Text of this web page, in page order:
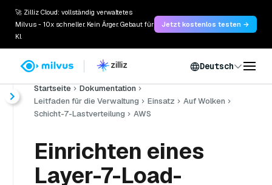
🚀 Zilliz Cloud: vollständig verwaltetes
Milvus - 10x schneller. Kein Ärger. Gebaut für
KI.
Jetzt kostenlos testen →
Deutsch
Startseite
Dokumentation
Leitfaden für die Verwaltung
Einsatz
Auf Wolken
Schicht-7-Lastverteilung
AWS
Einrichten eines
Layer-7-Load-